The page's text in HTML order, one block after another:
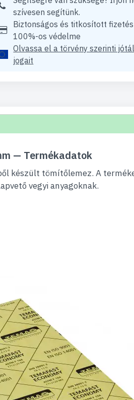
szívesen segítünk.
Biztonságos és titkosított
100%-os védelme
Olvassa el a törvény szerinti
jogait
— Termékadatok
készült tömítőlemez. A
vegyi anyagoknak.